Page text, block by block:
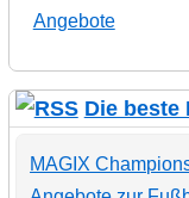
Angebote
Die beste
MAGIX